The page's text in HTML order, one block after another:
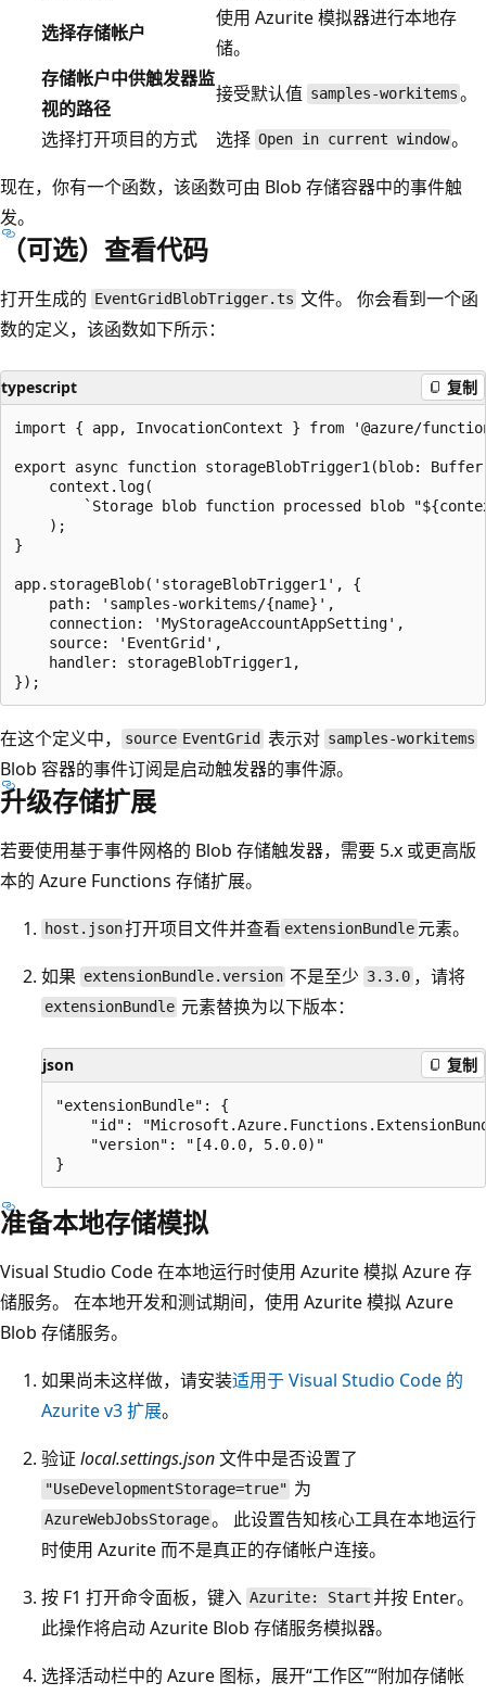
选择存储帐户
使用 Azurite 模拟器进行本地存
储。
存储帐户中供触发器监
视的路径
接受默认值 samples-workitems 。
选择打开项目的方式
选择 Open in current window。
现在，你有一个函数，该函数可由 Blob 存储容器中的事件触
发。
（可选）查看代码
打开生成的 EventGridBlobTrigger.ts 文件。 你会看到一个函
数的定义，该函数如下所示：
typescript 复制
import { app, InvocationContext } from '@azure/
export async function storageBlobTrigger1(blob:
    context.log(
`Storage blob function processed blob
    );
}
app.storageBlob('storageBlobTrigger1', {
    path: 'samples-workitems/{name}',
    connection: 'MyStorageAccountAppSetting',
    source: 'EventGrid',
    handler: storageBlobTrigger1,
在这个定义中， source EventGrid 表示对 samples-workitems
Blob 容器的事件订阅是启动触发器的事件源。
升级存储扩展
若要使用基于事件网格的 Blob 存储触发器，需要 5.x 或更高版
本的 Azure Functions 存储扩展。
host.json打开项目文件并查看 extensionBundle 元素。
如果 extensionBundle.version 不是至少 3.3.0，请将
extensionBundle 元素替换为以下版本：
json 复制
"extensionBundle": {
"id":
    "version": "[4.0.0, 5.0.0)"
准备本地存储模拟
Visual Studio Code 在本地运行时使用 Azurite 模拟 Azure 存
储服务。 在本地开发和测试期间，使用 Azurite 模拟 Azure
Blob 存储服务。
如果尚未这样做，请安装适用于 Visual Studio Code 的
Azurite v3 扩展。
验证 local.settings.json文件中是否设置了
"UseDevelopmentStorage=true" 为
AzureWebJobsStorage。 此设置告知核心工具在本地运行
时使用 Azurite 而不是真正的存储帐户连接。
按 F1 打开命令面板，键入 Azurite: Start 并按 Enter。
此操作将启动 Azurite Blob 存储服务模拟器。
选择活动栏中的 Azure 图标，展开“工作区”“附加存储帐